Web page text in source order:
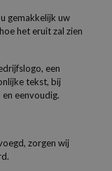
gemakkelijk uw
het eruit zal zien
een
tekst, bij
eenvoudig.
zorgen wij